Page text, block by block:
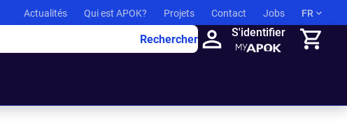
Actualités Qui est APOK? Projets Contact Jobs FR
Rechercher
S'identifier